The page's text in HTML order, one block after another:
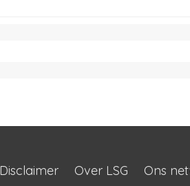
Disclaimer Over LSG Ons